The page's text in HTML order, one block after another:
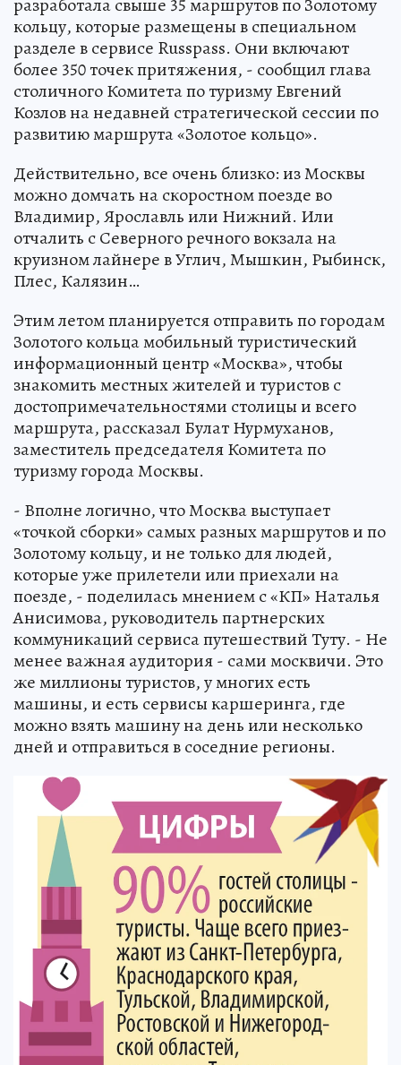
кольцу, которые размещены в специальном
разделе в сервисе Russpass. Они включают
более 350 точек притяжения, - сообщил глава
столичного Комитета по туризму Евгений
Козлов на недавней стратегической сессии по
развитию маршрута «Золотое кольцо».
Действительно, все очень близко: из Москвы
можно домчать на скоростном поезде во
Владимир, Ярославль или Нижний. Или
отчалить с Северного речного вокзала на
круизном лайнере в Углич, Мышкин, Рыбинск,
Плес, Калязин…
Этим летом планируется отправить по городам
Золотого кольца мобильный туристический
информационный центр «Москва», чтобы
знакомить местных жителей и туристов с
достопримечательностями столицы и всего
маршрута, рассказал Булат Нурмуханов,
заместитель председателя Комитета по
туризму города Москвы.
- Вполне логично, что Москва выступает
«точкой сборки» самых разных маршрутов и по
Золотому кольцу, и не только для людей,
которые уже прилетели или приехали на
поезде, - поделилась мнением с «КП» Наталья
Анисимова, руководитель партнерских
коммуникаций сервиса путешествий Туту. - Не
менее важная аудитория - сами москвичи. Это
же миллионы туристов, у многих есть
машины, и есть сервисы каршеринга, где
можно взять машину на день или несколько
дней и отправиться в соседние регионы.